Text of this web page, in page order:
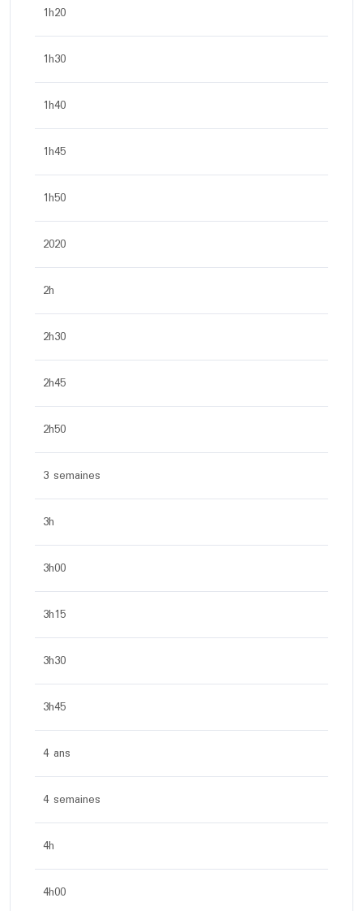
1h20
1h30
1h40
1h45
1h50
2020
2h
2h30
2h45
2h50
3 semaines
3h
3h00
3h15
3h30
3h45
4 ans
4 semaines
4h
4h00